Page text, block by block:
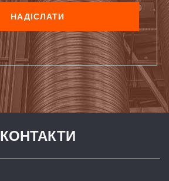
КОНТАКТИ